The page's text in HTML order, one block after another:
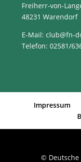
Freiherr-von-
48231 Warendorf
E-Mail: club@fn-
Telefon: 02581/
Impressum
© Deutsche